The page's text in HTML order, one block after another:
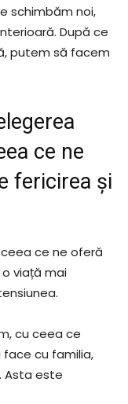
schimbăm noi,
După ce
putem să facem
ce ne
fericirea și
ce ne oferă
viață mai
cu ceea ce
cu familia,
Asta este